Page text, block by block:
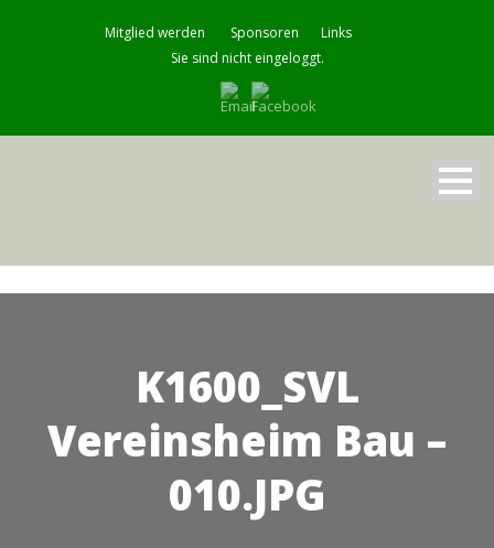
Mitglied werden Sponsoren
Links
Sie sind nicht eingeloggt.
K1600_SVL
Vereinsheim Bau –
010.JPG